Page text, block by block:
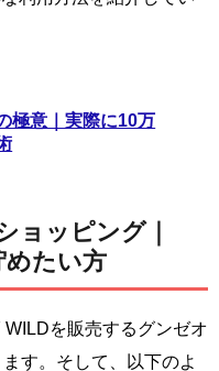
極意｜実際に10万
ョッピング｜
たい方
を販売するグンゼオ
す。そして、以下のよ